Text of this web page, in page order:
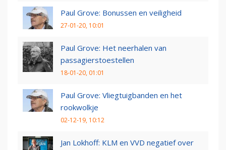
Paul Grove: Bonussen en veiligheid
27-01-20, 10:01
Paul Grove: Het neerhalen van
passagierstoestellen
18-01-20, 01:01
Paul Grove: Vliegtuigbanden en het
rookwolkje
02-12-19, 10:12
Jan Lokhoff: KLM en VVD negatief over